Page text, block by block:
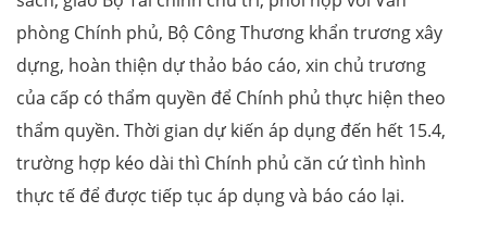
phòng Chính phủ, Bộ Công Thương khẩn trương xây
dựng, hoàn thiện dự thảo báo cáo, xin chủ trương
của cấp có thẩm quyền để Chính phủ thực hiện theo
thẩm quyền. Thời gian dự kiến áp dụng đến hết 15.4,
trường hợp kéo dài thì Chính phủ căn cứ tình hình
thực tế để được tiếp tục áp dụng và báo cáo lại.